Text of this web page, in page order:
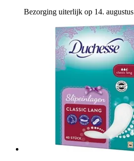
Bezorging uiterlijk op 14. augustus